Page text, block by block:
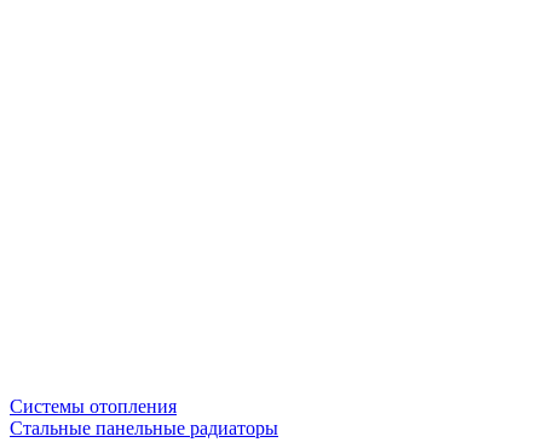
Системы отопления
Стальные панельные радиаторы